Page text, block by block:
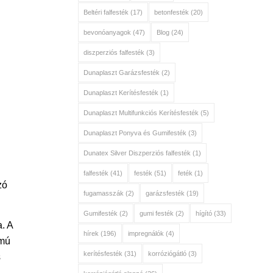
A
Beltéri falfesték (17) betonfesték (20)
bevonóanyagok (47) Blog(24)
diszperziós falfesték (3)
Dunaplaszt Garázsfesték (2)
Dunaplaszt Kerítésfesték (1)
Dunaplaszt Multifunkciós Kerítésfesték (5)
Dunaplaszt Ponyva és Gumifesték (3)
Dunatex Silver Diszperziós falfesték (1)
falfesték (41) festék (51) feték (1)
fugamasszák (2) garázsfesték (19)
Gumifesték (2) gumi festék (2) hígító(33)
hírek (196) impregnálók (4)
kerítésfesték (31) korróziógátló(3)